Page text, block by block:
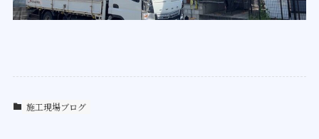
施工現場ブログ